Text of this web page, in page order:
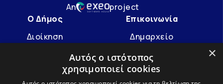
An
project
Επικοινωνία
Δημαρχείο
info@avdera.gr
2541352550
Ο Δήμος
Διοίκηση
×
Αυτός ο ιστότοπος
χρησιμοποιεί cookies